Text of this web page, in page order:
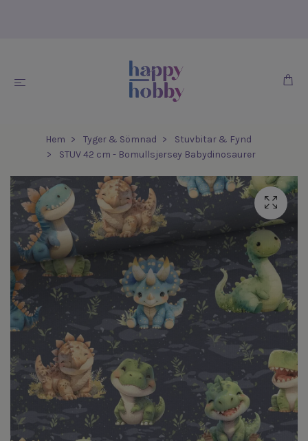
Hem Tyger & Sömnad
Stuvbitar & Fynd
STUV 42 cm - Bomullsjersey Babydinosaurer